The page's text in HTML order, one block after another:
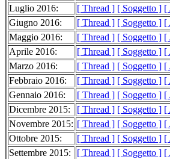
Luglio 2016:
[ Thread ] [ Soggetto ] [
Giugno 2016:
[ Thread ] [ Soggetto ] [
Maggio 2016:
[ Thread ] [ Soggetto ] [
Aprile 2016:
[ Thread ] [ Soggetto ] [
Marzo 2016:
[ Thread ] [ Soggetto ] [
Febbraio 2016:
[ Thread ] [ Soggetto ] [
Gennaio 2016:
[ Thread ] [ Soggetto ] [
Dicembre 2015:
[ Thread ] [ Soggetto ] [
Novembre 2015: [ Thread ] [ Soggetto ] [
Ottobre 2015:
[ Thread ] [ Soggetto ] [
Settembre 2015:
[ Thread ] [ Soggetto ] [